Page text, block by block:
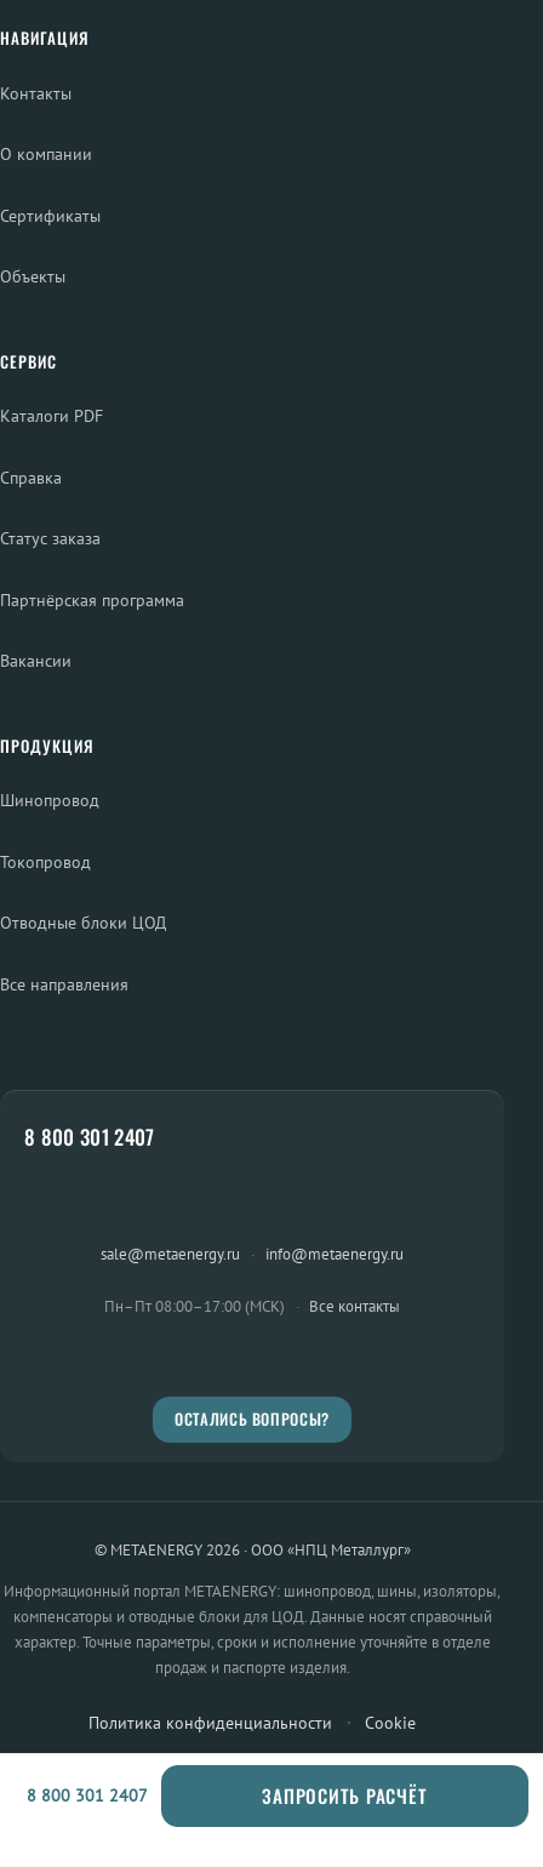
НАВИГАЦИЯ
Контакты
О компании
Сертификаты
Объекты
СЕРВИС
Каталоги PDF
Справка
Статус заказа
Партнёрская программа
Вакансии
ПРОДУКЦИЯ
Шинопровод
Токопровод
Отводные блоки ЦОД
Все направления
8 800 301 2407
sale@metaenergy.ru · info@metaenergy.ru
Пн–Пт 08:00–17:00 (МСК) · Все контакты
ОСТАЛИСЬ ВОПРОСЫ?
© METAENERGY 2026 · ООО «НПЦ Металлург»
Информационный портал METAENERGY: шинопровод, шины, изоляторы,
компенсаторы и отводные блоки для ЦОД. Данные носят справочный
характер. Точные параметры, сроки и исполнение уточняйте в отделе
продаж и паспорте изделия.
Политика конфиденциальности · Cookie
8 800 301 2407 ЗАПРОСИТЬ РАСЧЁТ